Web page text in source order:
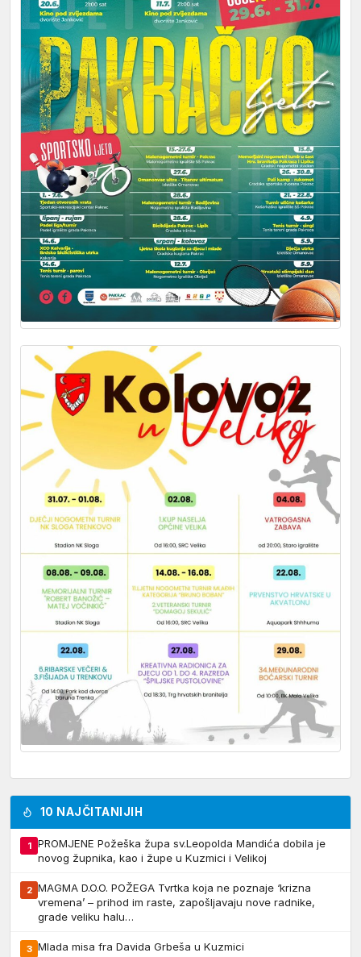
10 NAJČITANIJIH
1
PROMJENE Požeška župa sv.Leopolda Mandića dobila je
novog župnika, kao i župe u Kuzmici i Velikoj
2 MAGMA D.O.O. POŽEGA Tvrtka koja ne poznaje ‘krizna
vremena’ – prihod im raste, zapošljavaju nove radnike,
grade veliku halu…
3 Mlada misa fra Davida Grbeša u Kuzmici